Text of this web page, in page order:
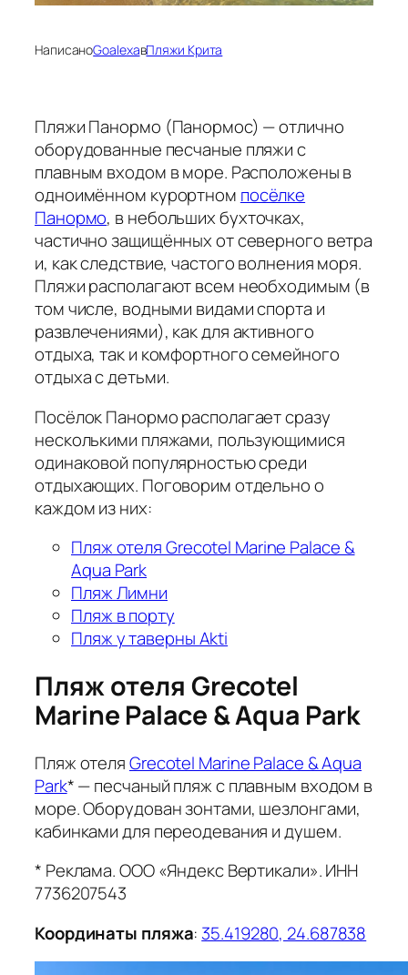
НаписаноGoalexaвПляжи Крита
Пляжи Панормо (Панормос) — отлично
оборудованные песчаные пляжи с
плавным входом в море. Расположены в
одноимённом курортном посёлке
Панормо, в небольших бухточках,
частично защищённых от северного ветра
и, как следствие, частого волнения моря.
Пляжи располагают всем необходимым (в
том числе, водными видами спорта и
развлечениями), как для активного
отдыха, так и комфортного семейного
отдыха с детьми.
Посёлок Панормо располагает сразу
несколькими пляжами, пользующимися
одинаковой популярностью среди
отдыхающих. Поговорим отдельно о
каждом из них:
Пляж отеля Grecotel Marine Palace &
Aqua Park
Пляж Лимни
Пляж в порту
Пляж у таверны Akti
Пляж отеля Grecotel
Marine Palace & Aqua Park
Пляж отеляGrecotel Marine Palace & Aqua
Park* — песчаный пляж с плавным входом в
море. Оборудован зонтами, шезлонгами,
кабинками для переодевания и душем.
* Реклама. ООО «Яндекс Вертикали». ИНН
7736207543
Координаты пляжа: 35.419280, 24.687838